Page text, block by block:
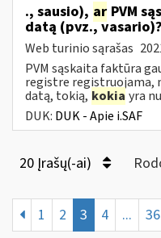
., sausio), ar PVM
datą (pvz., vasario)?
Web turinio sąrašas
PVM sąskaita faktūra
registre registruojama,
datą, tokią, kokia yra
DUK: DUK - Apie i.SAF
20 Įrašų(-ai)
1 2 3 4 ...